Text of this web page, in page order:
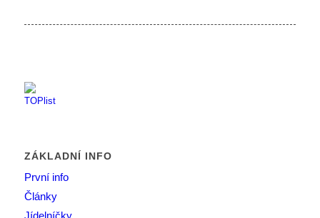
ZÁKLADNÍ INFO
První info
Články
Jídelníčky